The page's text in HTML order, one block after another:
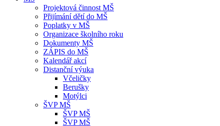
Projektová činnost MŠ
Přijímání dětí do MŠ
Poplatky v MŠ
Organizace školního roku
Dokumenty MŠ
ZÁPIS do MŠ
Kalendář akcí
Distanční výuka
Včeličky
Berušky
Motýlci
ŠVP MŠ
ŠVP MŠ
ŠVP MŠ